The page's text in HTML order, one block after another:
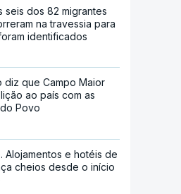
seis dos 82 migrantes
na travessia para
identificados
diz que Campo Maior
ao país com as
Povo
Alojamentos e hotéis de
cheios desde o início